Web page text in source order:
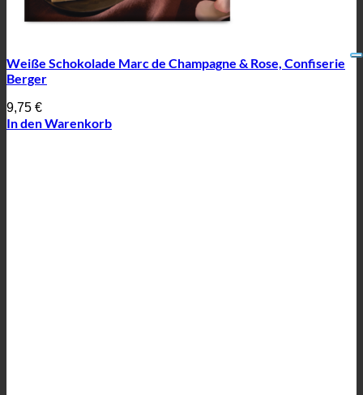
Weiße Schokolade Marc de Champagne & Rose, Confiserie
Berger
9,75 €
In den Warenkorb